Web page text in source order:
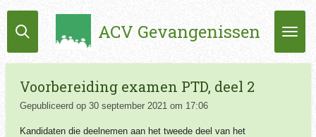
Ga
direct
de
hoofdinhoud
ACV Gevangenissen
Voorbereiding examen PTD, deel 2
Gepubliceerd op 30 september 2021 om 17:06
Kandidaten die deelnemen aan het tweede deel van het